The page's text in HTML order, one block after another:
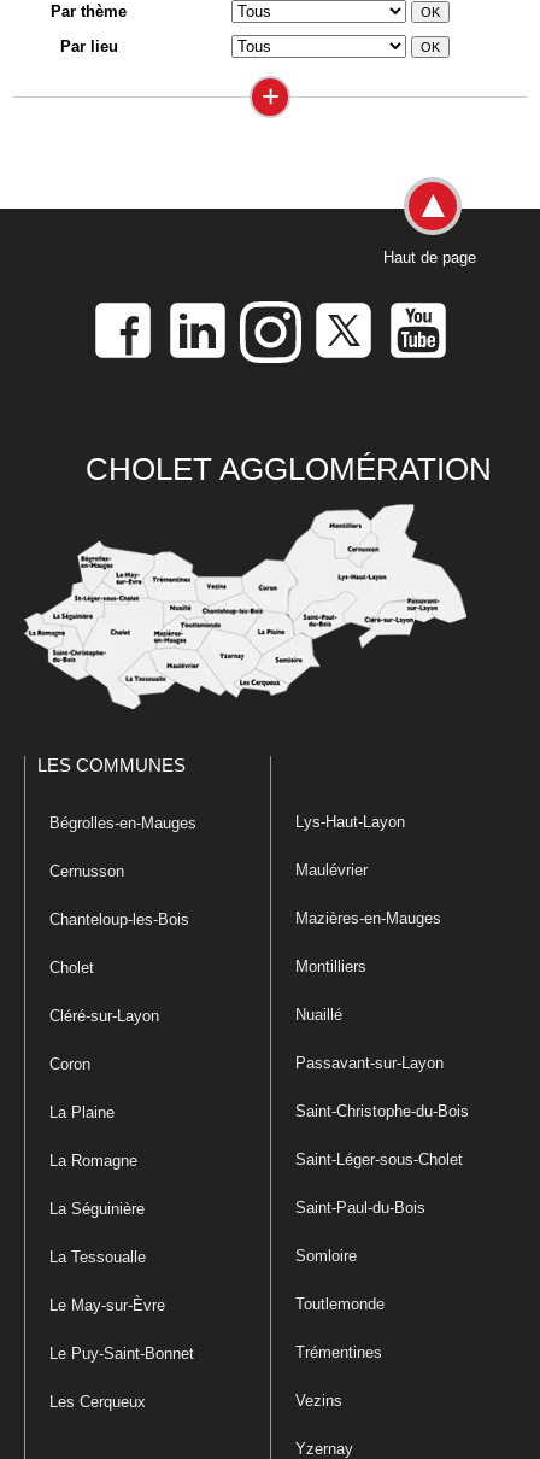
Par thème
Par lieu
+
Haut de page
CHOLET AGGLOMÉRATION
LES COMMUNES
Bégrolles-en-Mauges
Cernusson
Chanteloup-les-Bois
Cholet
Cléré-sur-Layon
Coron
La Plaine
La Romagne
La Séguinière
La Tessoualle
Le May-sur-Èvre
Le Puy-Saint-Bonnet
Les Cerqueux
Lys-Haut-Layon
Maulévrier
Mazières-en-Mauges
Montilliers
Nuaillé
Passavant-sur-Layon
Saint-Christophe-du-Bois
Saint-Léger-sous-Cholet
Saint-Paul-du-Bois
Somloire
Toutlemonde
Trémentines
Vezins
Yzernay